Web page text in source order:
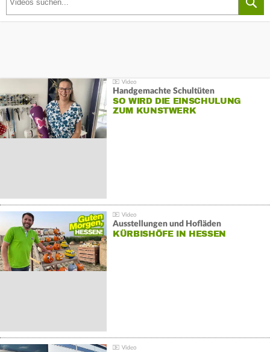
Handgemachte Schultüten
SO WIRD DIE EINSCHULUNG
ZUM KUNSTWERK
Ausstellungen und Hofläden
KÜRBISHÖFE IN HESSEN